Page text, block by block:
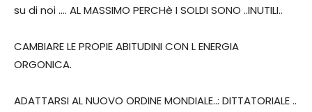
su di noi …. AL MASSIMO PERCHè I SOLDI SONO ..INUTILI..
CAMBIARE LE PROPIE ABITUDINI CON L ENERGIA
ORGONICA.
ADATTARSI AL NUOVO ORDINE MONDIALE..: DITTATORIALE ..